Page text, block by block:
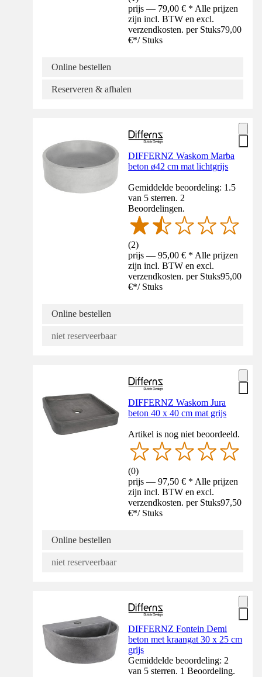
prijs — 79,00 € * Alle prijzen
zijn incl. BTW en excl.
verzendkosten. per Stuks79,00
€*/ Stuks
Online bestellen
Reserveren & afhalen
DIFFERNZ Waskom Marba
beton ø42 cm mat lichtgrijs
Gemiddelde beoordeling: 1.5
van 5 sterren. 2
Beoordelingen.
(2)
prijs — 95,00 € * Alle prijzen
zijn incl. BTW en excl.
verzendkosten. per Stuks95,00
€*/ Stuks
Online bestellen
niet reserveerbaar
DIFFERNZ Waskom Jura
beton 40 x 40 cm mat grijs
Artikel is nog niet beoordeeld.
(0)
prijs — 97,50 € * Alle prijzen
zijn incl. BTW en excl.
verzendkosten. per Stuks97,50
€*/ Stuks
Online bestellen
niet reserveerbaar
DIFFERNZ Fontein Demi
beton met kraangat 30 x 25 cm
grijs
Gemiddelde beoordeling: 2
van 5 sterren. 1 Beoordeling.